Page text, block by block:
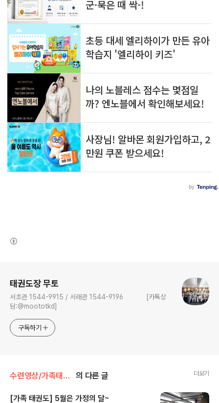
태권도장 무토
서초관 1544-9915 / 서래관 1544-9196 [카톡상
담:@moototkd]
구독하기
수련영상/가족태권도 의 다른 글 더보기
[가족 태권도] 5월은 가정의 달~